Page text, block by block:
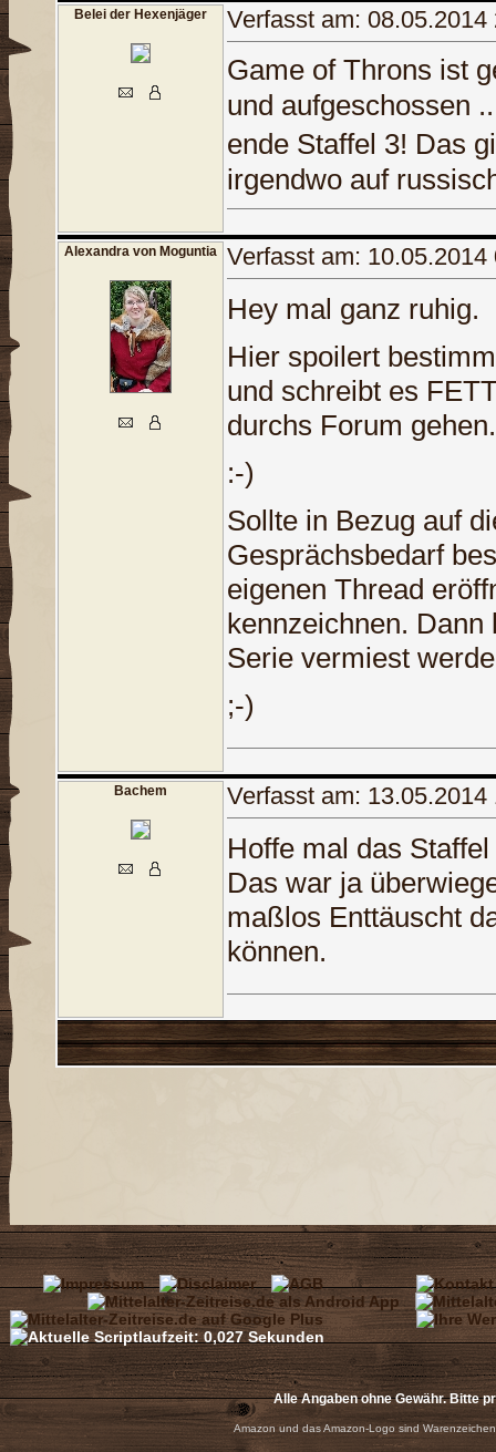
Belei der Hexenjäger Verfasst am: 08.05.2014
Game of Throns ist
und aufgeschossen
ende Staffel 3! Das
irgendwo auf
Alexandra von Moguntia Verfasst am: 10.05.2014
Hey mal ganz ruhig.
Hier spoilert
und schreibt es
durchs Forum
:-)
Sollte in Bezug auf
Gesprächsbedarf
eigenen Thread
kennzeichnen.
Serie vermiest
;-)
Bachem Verfasst am: 13.05.2014
Hoffe mal das
Das war ja
maßlos Enttäuscht
können.
Alle Angaben ohne Gewähr. Bitte
Amazon und das Amazon-Logo sind